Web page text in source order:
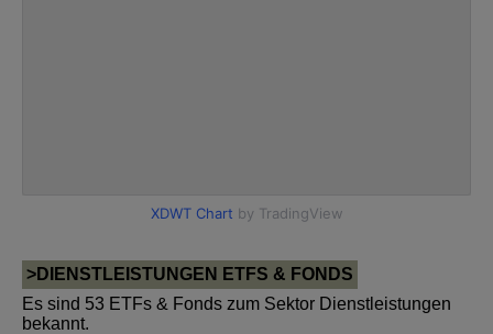
>DIENSTLEISTUNGEN ETFS & FONDS
Es sind 53 ETFs & Fonds zum Sektor Dienstleistungen
bekannt.